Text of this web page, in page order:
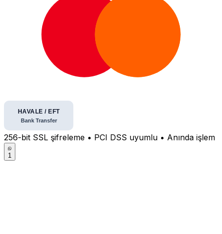
256-bit SSL şifreleme • PCI DSS uyumlu • Anında işlem
1